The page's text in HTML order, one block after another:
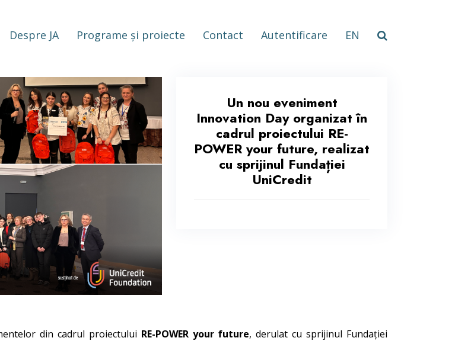
Despre JA Programe și proiecte Contact Autentificare EN
Un nou eveniment
Innovation Day organizat în
cadrul proiectului RE-
POWER your future, realizat
cu sprijinul Fundației
UniCredit
din cadrul proiectului RE-POWER your future, derulat cu sprijinul Fundației